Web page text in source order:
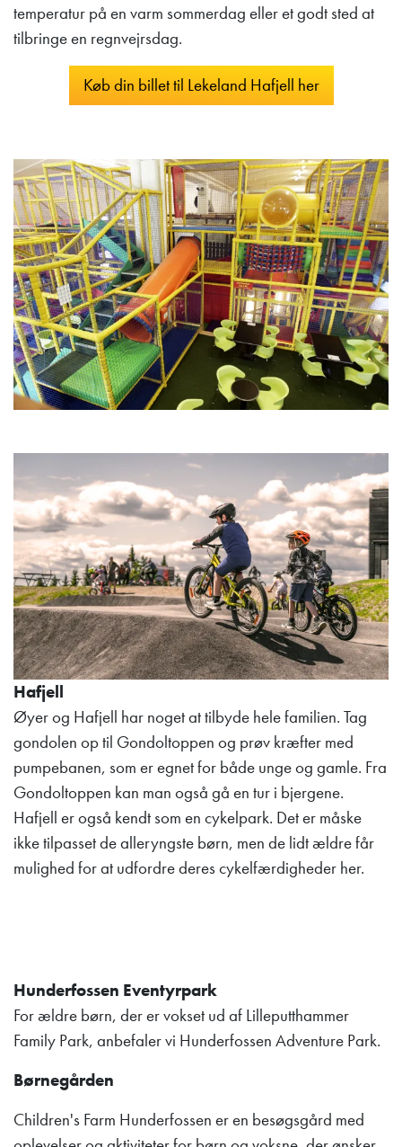
temperatur på en varm sommerdag eller et godt sted at
tilbringe en regnvejrsdag.
Køb din billet til Lekeland Hafjell her
Hafjell
Øyer og Hafjell har noget at tilbyde hele familien. Tag
gondolen op til Gondoltoppen og prøv kræfter med
pumpebanen, som er egnet for både unge og gamle. Fra
Gondoltoppen kan man også gå en tur i bjergene.
Hafjell er også kendt som en cykelpark. Det er måske
ikke tilpasset de alleryngste børn, men de lidt ældre får
mulighed for at udfordre deres cykelfærdigheder her.
Hunderfossen Eventyrpark
For ældre børn, der er vokset ud af Lilleputthammer
Family Park, anbefaler vi Hunderfossen Adventure Park.
Børnegården
Children's Farm Hunderfossen er en besøgsgård med